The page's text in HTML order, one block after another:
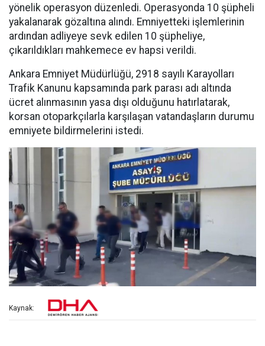
yönelik operasyon düzenledi. Operasyonda 10 şüpheli
yakalanarak gözaltına alındı. Emniyetteki işlemlerinin
ardından adliyeye sevk edilen 10 şüpheliye,
çıkarıldıkları mahkemece ev hapsi verildi.
Ankara Emniyet Müdürlüğü, 2918 sayılı Karayolları
Trafik Kanunu kapsamında park parası adı altında
ücret alınmasının yasa dışı olduğunu hatırlatarak,
korsan otoparkçılarla karşılaşan vatandaşların durumu
emniyete bildirmelerini istedi.
Kaynak: